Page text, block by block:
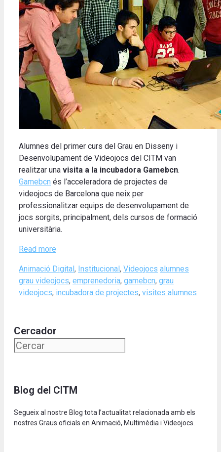
Alumnes del primer curs del Grau en Disseny i
Desenvolupament de Videojocs del CITM van
realitzar una visita a la incubadora Gamebcn.
Gamebcn és l’acceleradora de projectes de
videojocs de Barcelona que neix per
professionalitzar equips de desenvolupament de
jocs sorgits, principalment, dels cursos de formació
universitària.
Read more
Categories
Animació Digital , Institucional , Videojocs Tags
alumnes
grau videojocs, emprenedoria, gamebcn, grau
videojocs, incubadora de projectes, visites alumnes
Cercador
Blog del CITM
Segueix al nostre Blog tota l’actualitat relacionada amb els
nostres Graus oficials en Animació, Multimèdia i Videojocs.